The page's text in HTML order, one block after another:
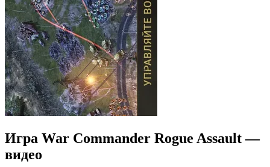
Игра War Commander Rogue Assault —
видео